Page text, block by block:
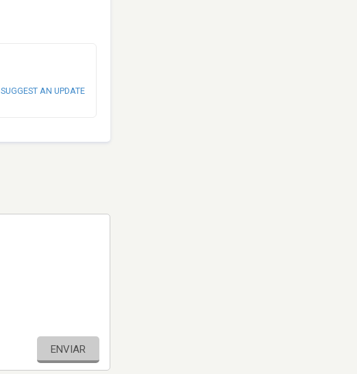
SUGGEST AN UPDATE
ENVIAR